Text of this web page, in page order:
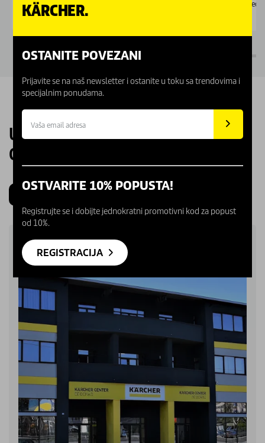
Nedostupno
UPOZNAJTE NAŠE KARCHER
CENTRE
KÄRCHER.
OSTANITE POVEZANI
Prijavite se na naš newsletter i ostanite u toku sa trendovima i
specijalnim ponudama.
OSTVARITE 10% POPUSTA!
Registrujte se i dobijte jednokratni promotivni kod za popust
od 10%.
REGISTRACIJA